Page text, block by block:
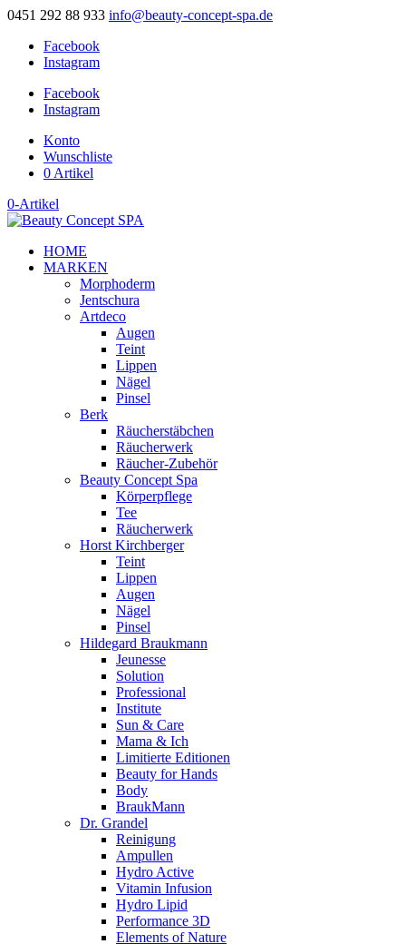
0451 292 88 933 info@beauty-concept-spa.de
Facebook
Instagram
Facebook
Instagram
Konto
Wunschliste
0 Artikel
0-Artikel
HOME
MARKEN
Morphoderm
Jentschura
Artdeco
Augen
Teint
Lippen
Nägel
Pinsel
Berk
Räucherstäbchen
Räucherwerk
Räucher-Zubehör
Beauty Concept Spa
Körperpflege
Tee
Räucherwerk
Horst Kirchberger
Teint
Lippen
Augen
Nägel
Pinsel
Hildegard Braukmann
Jeunesse
Solution
Professional
Institute
Sun & Care
Mama & Ich
Limitierte Editionen
Beauty for Hands
Body
BraukMann
Dr. Grandel
Reinigung
Ampullen
Hydro Active
Vitamin Infusion
Hydro Lipid
Performance 3D
Elements of Nature